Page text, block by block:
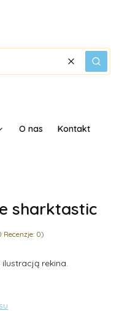
WyczyśćSzukaj
O nas Kontakt
sharktastic
Recenzje: 0)
rekina.